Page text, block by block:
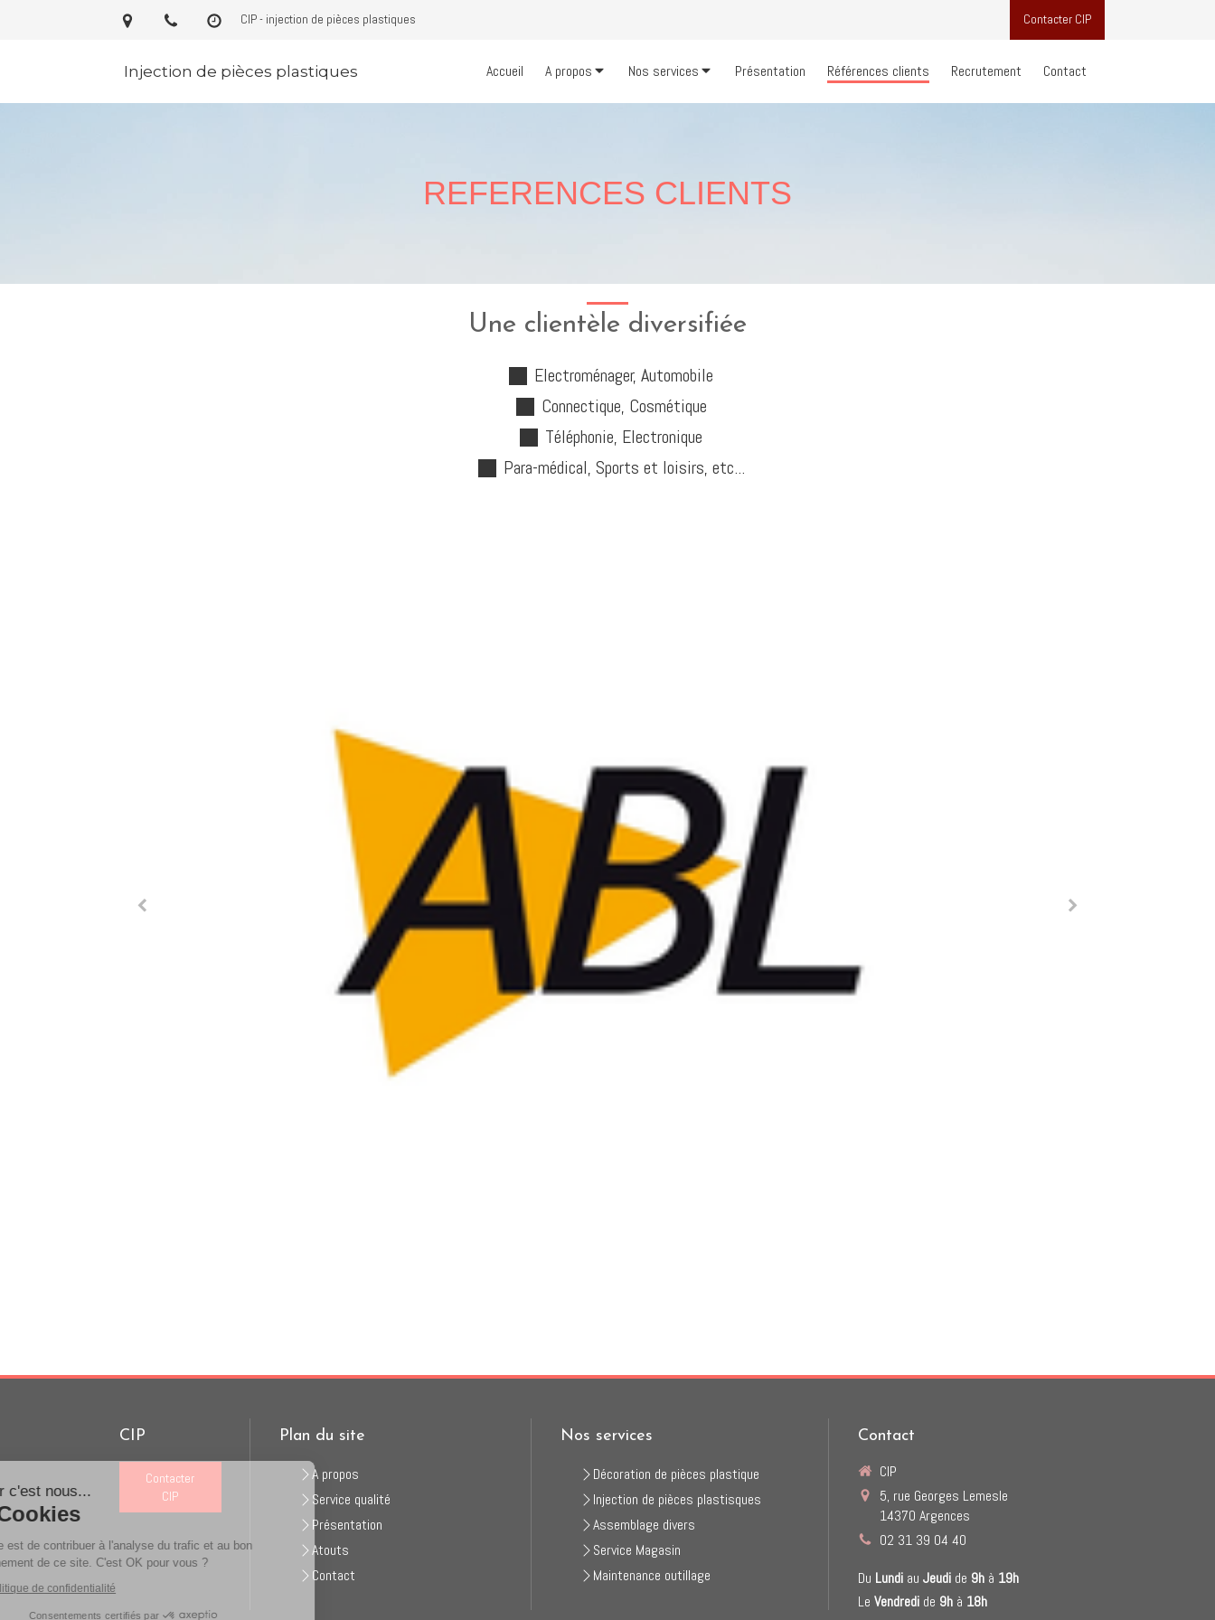
CIP - injection de pièces plastiques Contacter CIP
Accueil A propos Nos services Présentation Références clients Recrutement Contact
Injection de pièces plastiques
REFERENCES CLIENTS
Une clientèle diversifiée
Electroménager, Automobile
Connectique, Cosmétique
Téléphonie, Electronique
Para-médical, Sports et loisirs, etc...
CIP
Contacter
CIP
Plan du site
A propos
Service qualité
Présentation
Atouts
Contact
Nos services
Décoration de pièces plastique
Injection de pièces plastisques
Assemblage divers
Service Magasin
Maintenance outillage
Contact
CIP
5, rue Georges Lemesle
14370 Argences
02 31 39 04 40
Du Lundiau Jeudide 9hà 19h
Le Vendredide 9hà 18h
Continuer sans accepter
Bonjour c'est nous...
Les Cookies
Notre rôle est de contribuer à l'analyse du trafic et au bon
fonctionnement de ce site. C'est OK pour vous ?
Lire la politique de confidentialité
Consentements certifiés par